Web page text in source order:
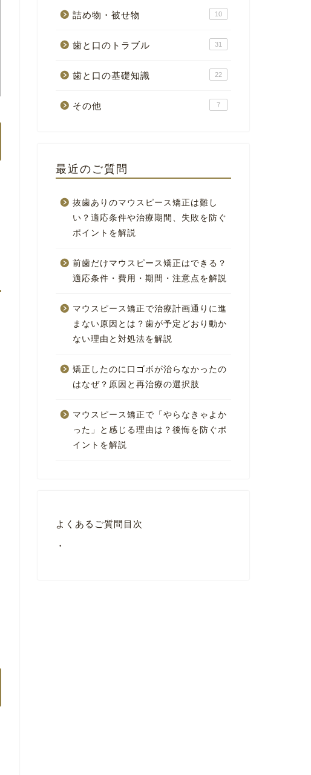
詰め物・被せ物 10
歯と口のトラブル 31
歯と口の基礎知識 22
その他 7
最近のご質問
抜歯ありのマウスピース矯正は難し
い？適応条件や治療期間、失敗を防ぐ
ポイントを解説
前歯だけマウスピース矯正はできる？
適応条件・費用・期間・注意点を解説
マウスピース矯正で治療計画通りに進
まない原因とは？歯が予定どおり動か
ない理由と対処法を解説
矯正したのに口ゴボが治らなかったの
はなぜ？原因と再治療の選択肢
マウスピース矯正で「やらなきゃよか
った」と感じる理由は？後悔を防ぐポ
イントを解説
よくあるご質問目次
・